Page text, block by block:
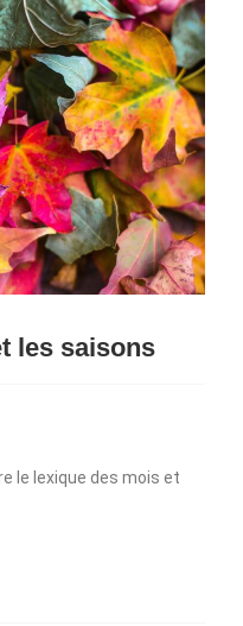
les saisons
le lexique des mois et